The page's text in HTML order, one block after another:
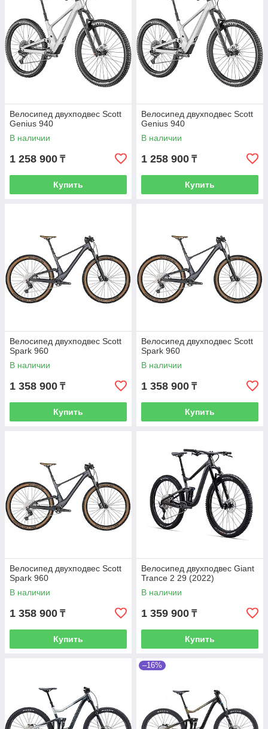
Велосипед двухподвес Scott
Genius 940
В наличии
1 258 900 ₸
Купить
Велосипед двухподвес Scott
Genius 940
В наличии
1 258 900 ₸
Купить
Велосипед двухподвес Scott
Spark 960
В наличии
1 358 900 ₸
Купить
Велосипед двухподвес Scott
Spark 960
В наличии
1 358 900 ₸
Купить
Велосипед двухподвес Scott
Spark 960
В наличии
1 358 900 ₸
Купить
Велосипед двухподвес Giant
Trance 2 29 (2022)
В наличии
1 359 900 ₸
Купить
–16%